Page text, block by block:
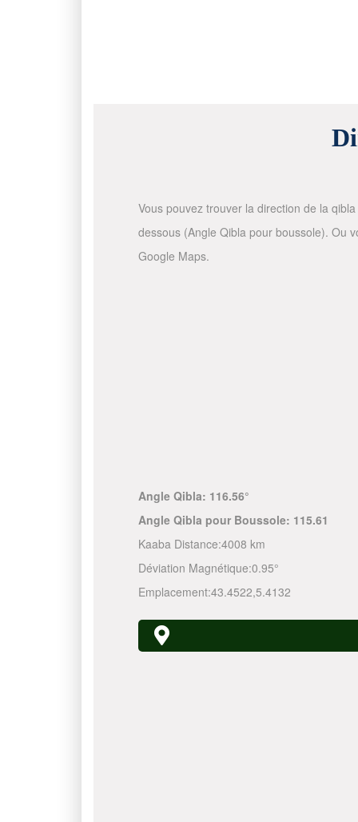
Vous pouvez trouver la direction de la
dessous (Angle Qibla pour boussole). Ou
Google Maps.
Angle Qibla: 116.56°
Angle Qibla pour Boussole: 115.61
Kaaba Distance:4008 km
Déviation Magnétique:0.95°
Emplacement:43.4522,5.4132